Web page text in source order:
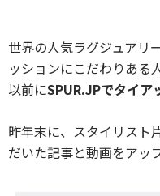
世界の人気ラグジュアリ
ッションにこだわりある
以前にSPUR.JPでタイア
昨年末に、スタイリスト
だいた記事と動画をアッ